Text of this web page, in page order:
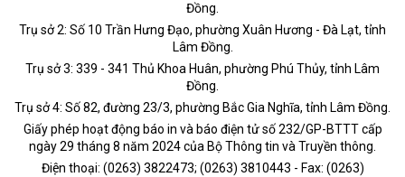
Đồng.
Trụ sở 2: Số 10 Trần Hưng Đạo, phường Xuân Hương - Đà Lạt, tỉnh
Lâm Đồng.
Trụ sở 3: 339 - 341 Thủ Khoa Huân, phường Phú Thủy, tỉnh Lâm
Đồng.
Trụ sở 4: Số 82, đường 23/3, phường Bắc Gia Nghĩa, tỉnh Lâm Đồng.
Giấy phép hoạt động báo in và báo điện tử số 232/GP-BTTT cấp
ngày 29 tháng 8 năm 2024 của Bộ Thông tin và Truyền thông.
Điện thoại: (0263) 3822473; (0263) 3810443 - Fax: (0263)